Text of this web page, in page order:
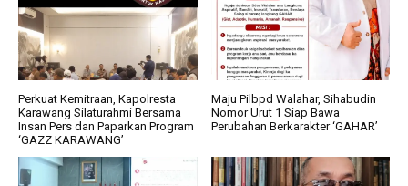
Perkuat Kemitraan, Kapolresta
Karawang Silaturahmi Bersama
Insan Pers dan Paparkan Program
‘GAZZ KARAWANG’
Maju Pilbpd Walahar, Sihabudin
Nomor Urut 1 Siap Bawa
Perubahan Berkarakter ‘GAHAR’